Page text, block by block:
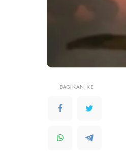
BAGIKAN KE